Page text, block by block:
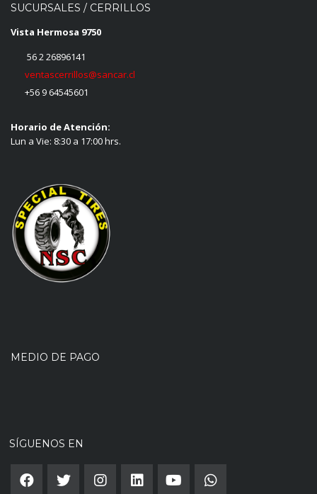
SUCURSALES / CERRILLOS
Vista Hermosa 9750
56 2 26896141
ventascerrillos@sancar.cl
+56 9 64545601
Horario de Atención:
Lun a Vie: 8:30 a 17:00 hrs.
MEDIO DE PAGO
SÍGUENOS EN